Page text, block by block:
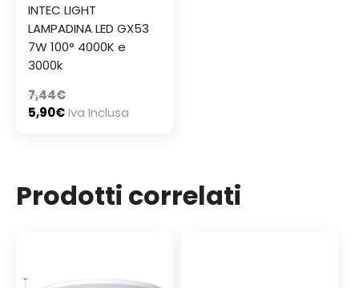
INTEC LIGHT
LAMPADINA LED GX53
7W 100° 4000K e
3000k
7,44€
5,90€Iva Inclusa
Prodotti correlati